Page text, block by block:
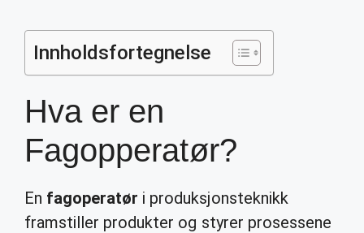
Innholdsfortegnelse
Hva er en
Fagopperatør?
En fagoperatør i produksjonsteknikk
framstiller produkter og styrer prosessene